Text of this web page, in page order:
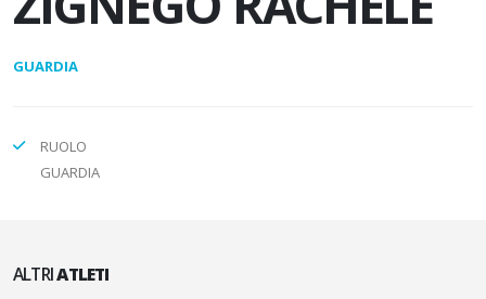
GUARDIA
RUOLO
GUARDIA
ALTRIATLETI